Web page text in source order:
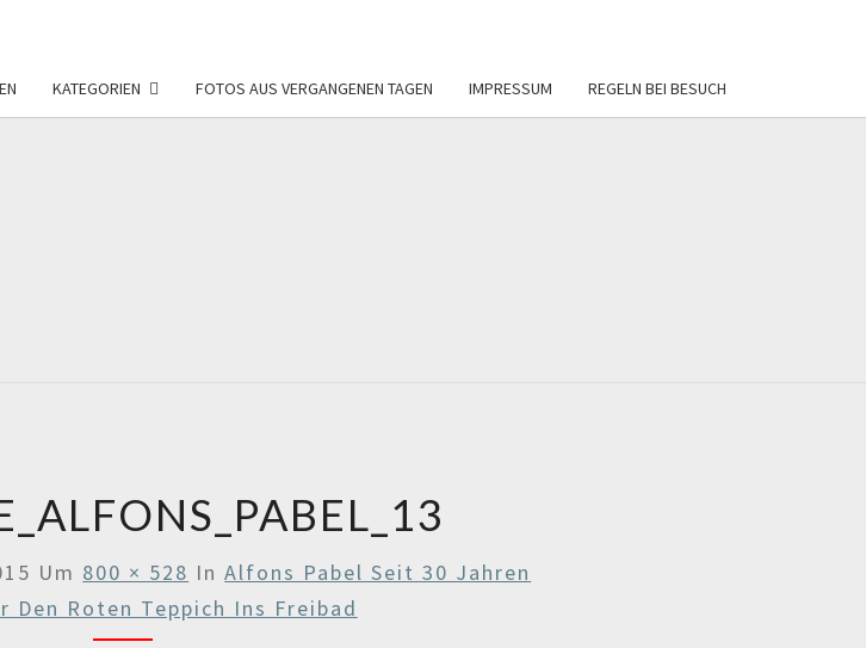
KATEGORIEN FOTOS AUS VERGANGENEN TAGEN IMPRESSUM REGELN BEI BESUCH
Um 800 × 528 InAlfons Pabel Seit 30 Jahren
Den Roten Teppich Ins Freibad